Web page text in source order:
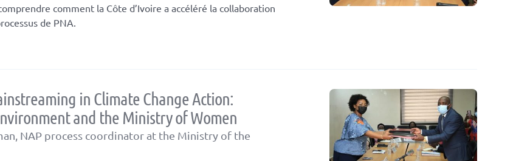
comment la Côte d’Ivoire a accéléré la collaboration
de PNA.
in Climate Change Action:
and the Ministry of Women
NAP process coordinator at the Ministry of the